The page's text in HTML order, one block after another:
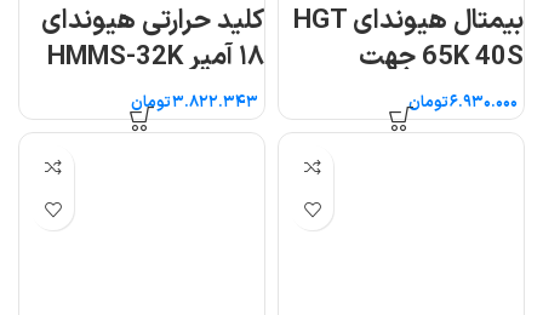
بیمتال هیوندای HGT
65K 40S جهت
کنتاکتور ۵۰ تا ۶۵ آمپرتومان
کلید حرارتی هیوندای
۱۸ آمپر HMMS-32K
تومان